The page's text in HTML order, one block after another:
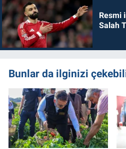
Resmi
Salah
Bunlar da ilginizi